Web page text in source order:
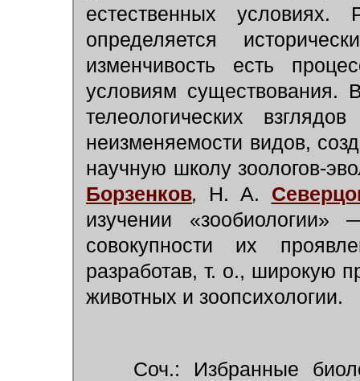
естественных условиях.
определяется
изменчивость есть
условиям существования.
телеологических
неизменяемости видов,
научную школу зоологов-
Борзенков, Н. А.
изучении
совокупности их
разработав, т. о., широкую
животных и зоопсихологии.
Соч.: Избранные